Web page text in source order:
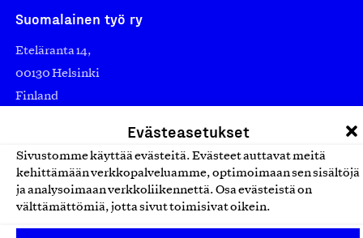
Evästeasetukset
Sivustomme käyttää evästeitä. Evästeet auttavat meitä
kehittämään verkkopalveluamme, optimoimaan sen sisältöjä
ja analysoimaan verkkoliikennettä. Osa evästeistä on
välttämättömiä, jotta sivut toimisivat oikein.
Suomalainen työ ry
Eteläranta 14,
00130 Helsinki
Finland
laskutus@suomalainentyo.fi
Avainlippu